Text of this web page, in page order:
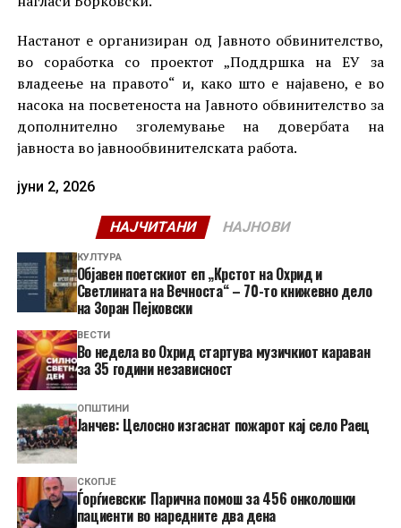
Настанот е организиран од Јавното обвинителство,
во соработка со проектот „Поддршка на ЕУ за
владеење на правото“ и, како што е најавено, е во
насока на посветеноста на Јавното обвинителство за
дополнително зголемување на довербата на
јавноста во јавнообвинителската работа.
јуни 2, 2026
НАЈЧИТАНИ НАЈНОВИ
КУЛТУРА
Објавен поетскиот еп „Крстот на Охрид и
Светлината на Вечноста“ – 70-то книжевно дело
на Зоран Пејковски
ВЕСТИ
Во недела во Охрид стартува музичкиот караван
за 35 години независност
ОПШТИНИ
Јанчев: Целосно изгаснат пожарот кај село Раец
СКОПЈЕ
Ѓорѓиевски: Парична помош за 456 онколошки
пациенти во наредните два дена